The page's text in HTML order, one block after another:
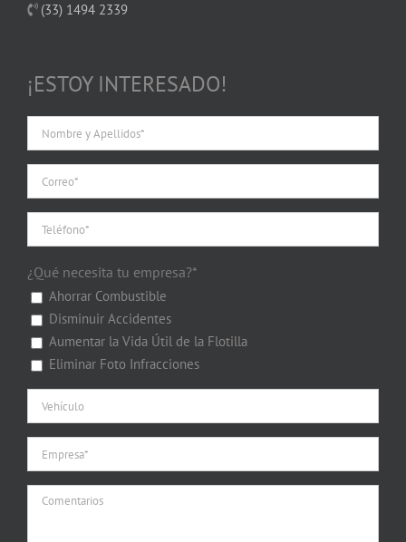
(33) 1494 2339
¡ESTOY INTERESADO!
¿Qué necesita tu empresa?*
Ahorrar Combustible
Disminuir Accidentes
Aumentar la Vida Útil de la Flotilla
Eliminar Foto Infracciones